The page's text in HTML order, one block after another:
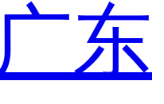
广东